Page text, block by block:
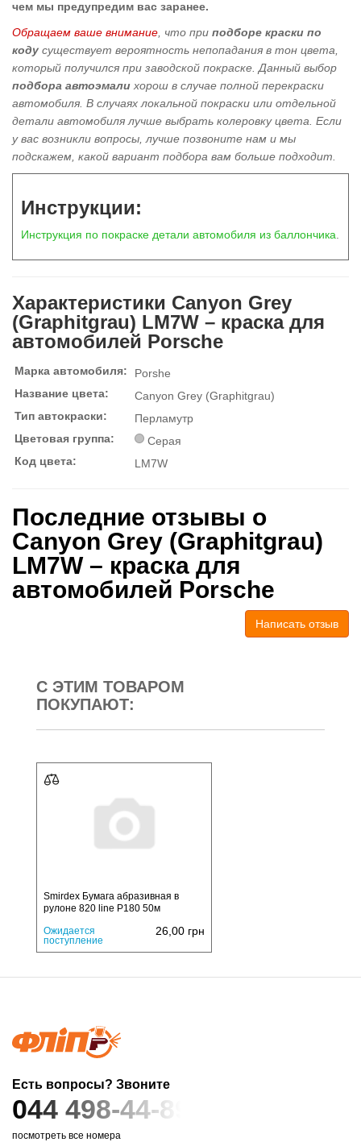
чем мы предупредим вас заранее.
Обращаем ваше внимание , что при подборе краски по
коду существует вероятность непопадания в тон цвета,
который получился при заводской покраске. Данный выбор
подбора автоэмали хорош в случае полной перекраски
автомобиля . В случаях локальной покраски или отдельной
детали автомобиля лучше выбрать колеровку цвета. Если
у вас возникли вопросы, лучше позвоните нам и мы
подскажем, какой вариант подбора вам больше подходит.
Инструкции:
Инструкция по покраске детали автомобиля из баллончика
Характеристики Canyon Grey
(Graphitgrau) LM7W – краска для
автомобилей Porsche
Марка автомобиля:
Porshe
Название цвета:
Canyon Grey (Graphitgrau)
Тип автокраски:
Перламутр
Цветовая группа:
Серая
Код цвета:
LM7W
Последние отзывы о
Canyon Grey (Graphitgrau)
LM7W – краска для
автомобилей Porsche
Написать отзыв
С ЭТИМ ТОВАРОМ
ПОКУПАЮТ:
Smirdex Бумага абразивная в
рулоне 820 line P180 50м
Ожидается
поступление
26,00 грн
Есть вопросы? Звоните
044 498-44-89
посмотреть все номера